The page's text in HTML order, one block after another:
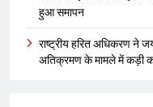
हुआ समापन
राष्ट्रीय हरित अधिकरण ने
अतिक्रमण के मामले में कड़ी